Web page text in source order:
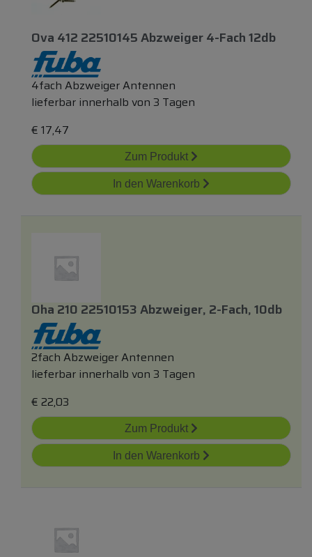
Ova 412 22510145 Abzweiger 4-Fach 12db
4fach Abzweiger Antennen
lieferbar innerhalb von 3 Tagen
€ 17,47
Zum Produkt
In den Warenkorb
Oha 210 22510153 Abzweiger, 2-Fach, 10db
2fach Abzweiger Antennen
lieferbar innerhalb von 3 Tagen
€ 22,03
Zum Produkt
In den Warenkorb